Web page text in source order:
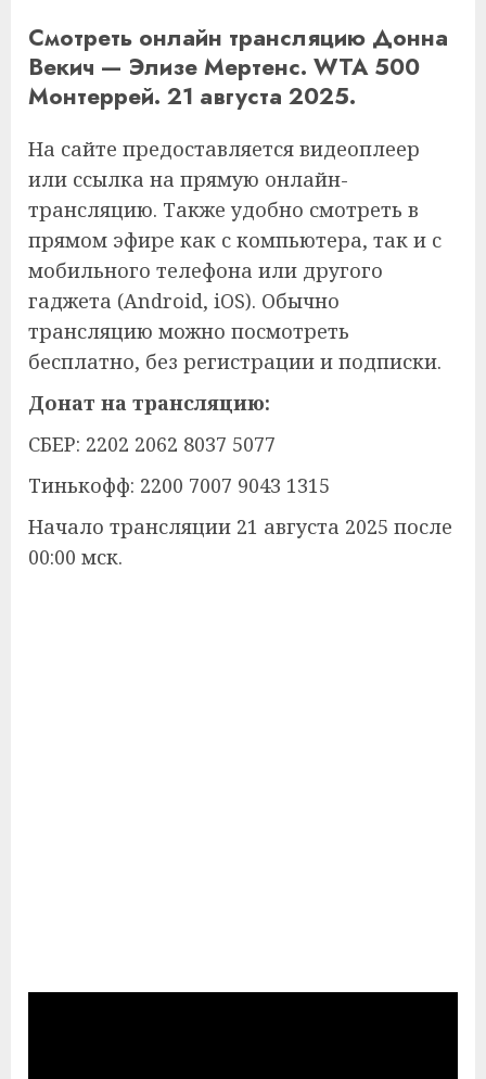
Смотреть онлайн трансляцию Донна
Векич — Элизе Мертенс. WTA 500
Монтеррей. 21 августа 2025.
На сайте предоставляется видеоплеер
или ссылка на прямую онлайн-
трансляцию. Также удобно смотреть в
прямом эфире как с компьютера, так и с
мобильного телефона или другого
гаджета (Android, iOS). Обычно
трансляцию можно посмотреть
бесплатно, без регистрации и подписки.
Донат на трансляцию:
СБЕР: 2202 2062 8037 5077
Тинькофф: 2200 7007 9043 1315
Начало трансляции 21 августа 2025 после
00:00 мск.